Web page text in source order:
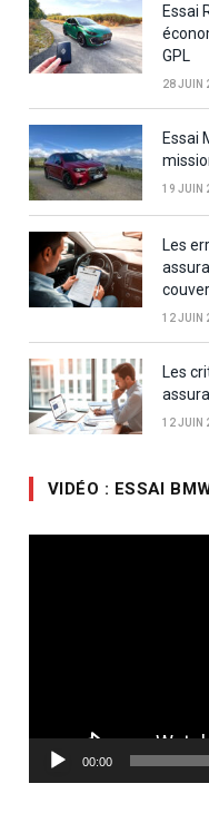
Essai
GPL
28 JUIN
Essai
19 JUIN
Les
12 JUIN
Les
12 JUIN
VIDÉO : ESSAI
00:00